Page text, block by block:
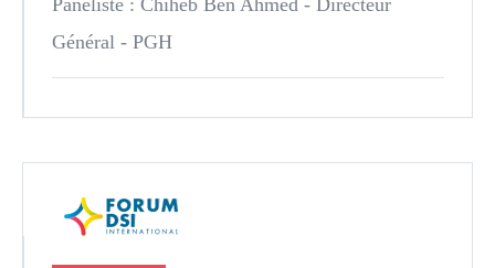
Panéliste : Chiheb Ben Ahmed - Directeur
Général - PGH